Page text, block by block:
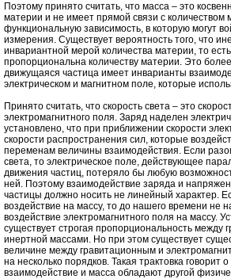
Поэтому принято считать, что масса – это
материи и не имеет прямой связи с количеством
функциональную зависимость, в которую могут
измерения. Существует вероятность того, что
инвариантной мерой количества материи, то
пропорциональна количеству материи. Это
движущаяся частица имеет инварианты
электрическом и магнитном поле, которые
Принято считать, что скорость света – это
электромагнитного поля. Заряд наделен
установлено, что при приближении скорости
скорости распространения сил, которые
переменам величины взаимодействия. Если
света, то электрическое поле, действующее
движения частиц, потеряло бы любую
ней. Поэтому взаимодействие заряда и
частицы должно носить не линейный характер.
воздействие на массу, то до нашего времени не
воздействие электромагнитного поля на массу.
существует строгая пропорциональность между
инертной массами. Но при этом существует
величине между гравитационным и
на несколько порядков. Такая трактовка говорит
взаимодействие и масса обладают другой